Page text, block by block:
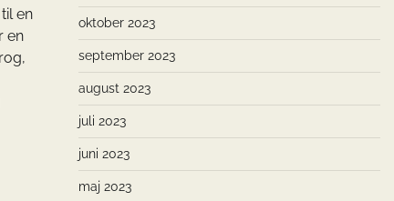
en
en
oktober 2023
september 2023
august 2023
juli 2023
juni 2023
maj 2023